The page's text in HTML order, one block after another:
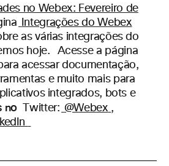
no Webex: Fevereiro de
Integrações do Webex
as várias integrações do
hoje.
Acesse a página
acessar documentação,
e muito mais para
integrados, bots e
no Twitter: @Webex ,